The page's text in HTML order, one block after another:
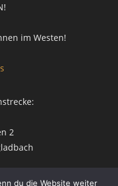
im Westen!
2
du die Website weiter